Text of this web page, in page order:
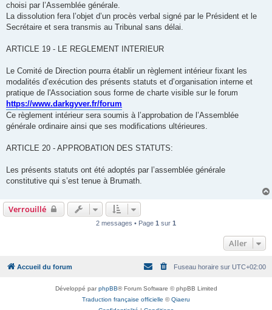
choisi par l’Assemblée générale.
La dissolution fera l’objet d’un procès verbal signé par le Président et le
Secrétaire et sera transmis au Tribunal sans délai.
ARTICLE 19 - LE REGLEMENT INTERIEUR
Le Comité de Direction pourra établir un règlement intérieur fixant les
modalités d’exécution des présents statuts et d’organisation interne et
pratique de l'Association sous forme de charte visible sur le forum
https://www.darkgyver.fr/forum
Ce règlement intérieur sera soumis à l’approbation de l’Assemblée
générale ordinaire ainsi que ses modifications ultérieures.
ARTICLE 20 - APPROBATION DES STATUTS:
Les présents statuts ont été adoptés par l’assemblée générale
constitutive qui s’est tenue à Brumath.
Verrouillé
2 messages • Page 1 sur 1
Aller
Accueil du forum Fuseau horaire sur UTC+02:00
Développé parphpBB® Forum Software © phpBB Limited
Traduction française officielle ©Qiaeru